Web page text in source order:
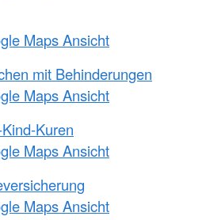
Maps Ansicht
mit Behinderungen
Maps Ansicht
Kuren
Maps Ansicht
Maps Ansicht